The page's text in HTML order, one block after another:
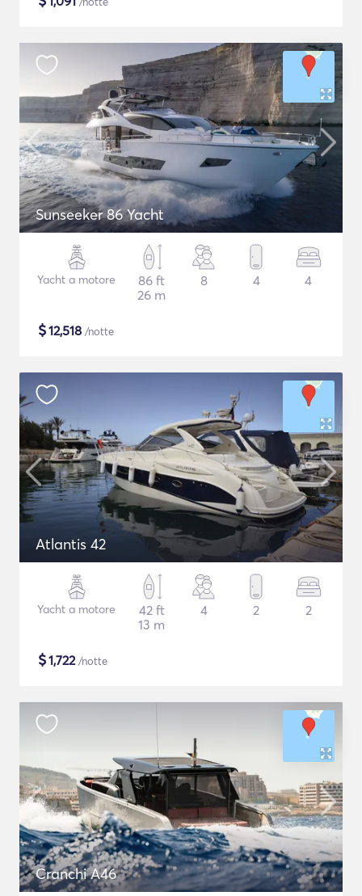
Sunseeker 86 Yacht
Yacht a motore
86 ft
26 m
8 4 4
$12,518 /notte
Atlantis 42
Yacht a motore
42 ft
13 m
4 2 2
$1,722/notte
Cranchi A46